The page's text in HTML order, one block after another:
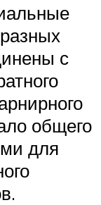
с
общего
для